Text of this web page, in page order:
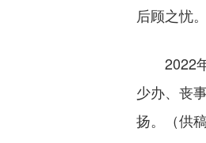
后顾之忧
2022年
少办、丧
扬。（供